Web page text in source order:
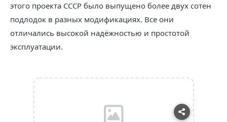
этого проекта СССР было выпущено более двух сотен
подлодок в разных модификациях. Все они
отличались высокой надёжностью и простотой
эксплуатации.